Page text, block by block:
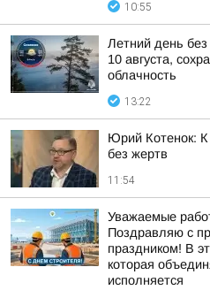
10:55
Летний день
10 августа,
облачность
13:22
Юрий Котенок:
без жертв
11:54
Уважаемые
Поздравляю с
праздником! В
которая
исполняется